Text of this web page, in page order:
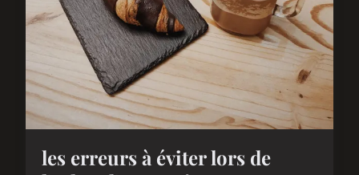
les erreurs à éviter lors de